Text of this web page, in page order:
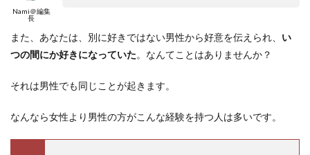
Nami＠編集
長
また、あなたは、別に好きではない男性から好意を伝えられ、 い
つの間にか好きになっていた。なんてことはありませんか？
それは男性でも同じことが起きます。
なんなら女性より男性の方がこんな経験を持つ人は多いです。